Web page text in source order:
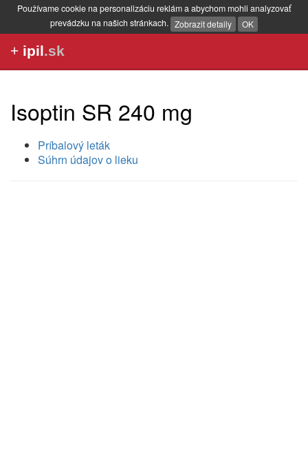
Používame cookie na personalizáciu reklám a abychom mohli analyzovať
prevádzku na našich stránkach. Zobrazit detaily OK
+ ipil.sk
Isoptin SR 240 mg
Príbalový leták
Súhrn údajov o lieku